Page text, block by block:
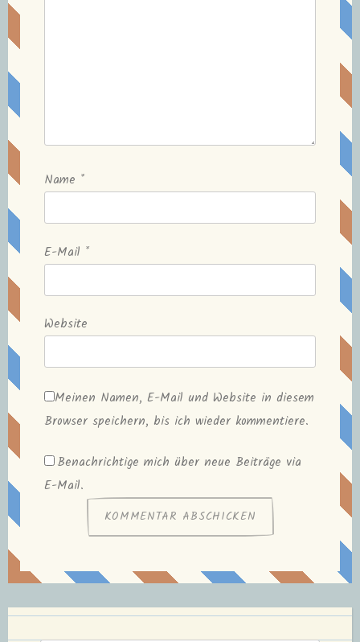
Name *
E-Mail *
Website
Meinen Namen, E-Mail und Website in diesem
Browser speichern, bis ich wieder kommentiere.
Benachrichtige mich über neue Beiträge via
E-Mail.